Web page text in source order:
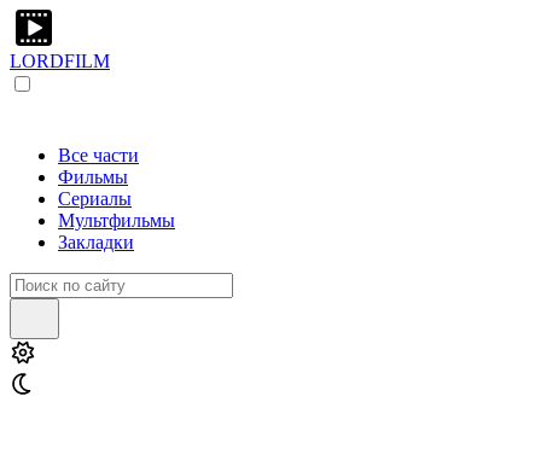
LORDFILM
Все части
Фильмы
Сериалы
Мультфильмы
Закладки